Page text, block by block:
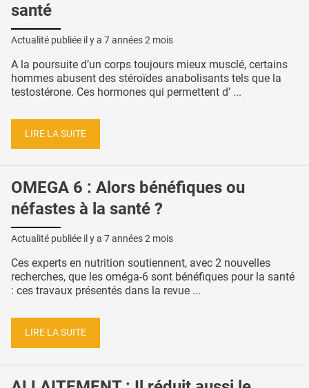
santé
Actualité publiée il y a 7 années 2 mois
A la poursuite d’un corps toujours mieux musclé, certains
hommes abusent des stéroïdes anabolisants tels que la
testostérone. Ces hormones qui permettent d’ ...
LIRE LA SUITE
OMEGA 6 : Alors bénéfiques ou
néfastes à la santé ?
Actualité publiée il y a 7 années 2 mois
Ces experts en nutrition soutiennent, avec 2 nouvelles
recherches, que les oméga-6 sont bénéfiques pour la santé
: ces travaux présentés dans la revue ...
LIRE LA SUITE